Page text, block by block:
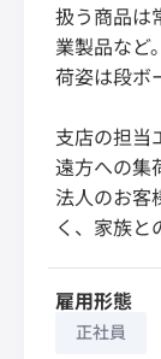
扱う商品は
業製品など。
荷姿は段ボ
支店の担当
遠方への集
法人のお客
く、家族と
雇用形態
正社員